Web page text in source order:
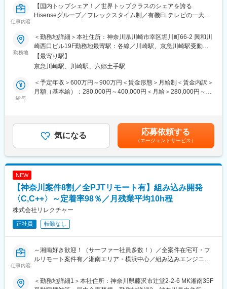
面談を行い、エンジニアから気軽に質問、提案、相談できる環境
を整えております。ほとんどの営業担当、拠点責任者が技術者出
■働き方：
顧客常駐、在宅勤務での就業となります。ライフステージに合わ
せ産休、育休、時短勤務の取得やリフレッシュ休暇、積立年休制
度等の活用でワークライフバランスを尊重します。
■当社の魅力：
当社は、3D-CADを活用した設計開発業務に特化し、特に自動車
長して参りました。
変更の範囲：会社の定める業務
仕事内容
【国内トップシェア！／世界トップクラスのシェアを誇る
Hisenseグループ／フレックスタイム制／有機ELテレビの一大ブ
を生み出してきた映像機器メーカー／グローバル展開／土日祝休
み／外国籍社員も多数活躍中】
■職務内容：
次世代TVに搭載する、AI技術を活用した新機能の企画・開発を担
当します。
音声認識／画像認識／自然言語処理などのAIに加え、センサー等
の新規デバイス連携も取り入れながら、プロトタイプから実機実
具体的には以下のような業務に従事していただきます。
・AI応用機能の開発（音声認識、画像認識、自然言語処理 等）
・センサー／デバイス連携を活用した新機能開発
・有機ELテレビの一大ブランド「レグザ（REGZA）」などを中心
に、数多くの映像機器を開発・販売する老舗映像メーカーです。
家庭用テレビにおいては他社に先駆けて4K有機ELテレビを販売。
「映像」による感動を次々と世の中に送り出してきました。
・1960年7月に国内初のカラーテレビを発売して以来50余年。常
・中でも同社がお届けするのは「映像美」による身近な「感
動」。その革新的な高画質や先進的な機能、優れた利便性によ
サービス賞の優秀賞を受賞するなど、各方面から高い評価を頂い
勤務地
＜勤務地詳細＞本社住所：神奈川県川崎市幸区堀川町66-2 興和川
崎西口ビル19F勤務地最寄駅：各線／川崎駅、京急川崎駅受動喫
煙対策：その他（屋内原則禁煙（喫煙室あり））変更の範囲：会
社の定める事業所
【最寄り駅】
京急川崎駅、川崎駅、六郷土手駅
給与
＜予定年収＞600万円～900万円＜賃金形態＞月給制＜賃金内訳＞
月額（基本給）：280,000円～400,000円＜月給＞280,000円～
くまでも目安の金額であり、選考を通じて上下する可能性があり
ます。月給(月額)は固定手当を含めた表記です。
気になる 応募依頼する
（エージェントサービス）
NEW
【神奈川案件8割／全PJTリモート有】組み込み開発
〈C,C++〉～定着率98％／月残業平均10h程
株式会社リレクチャー
正社員 転勤なし
仕事内容
～湘南好き歓迎！（サーファー社員多数！）／全案件在宅可・フ
ルリモート案件有／湘南エリア・横浜中心／組み込みエンジニア
■概要
＜勤務地詳細1＞本社住所：神奈川県藤沢市辻堂2-2-6 MK湘南35F